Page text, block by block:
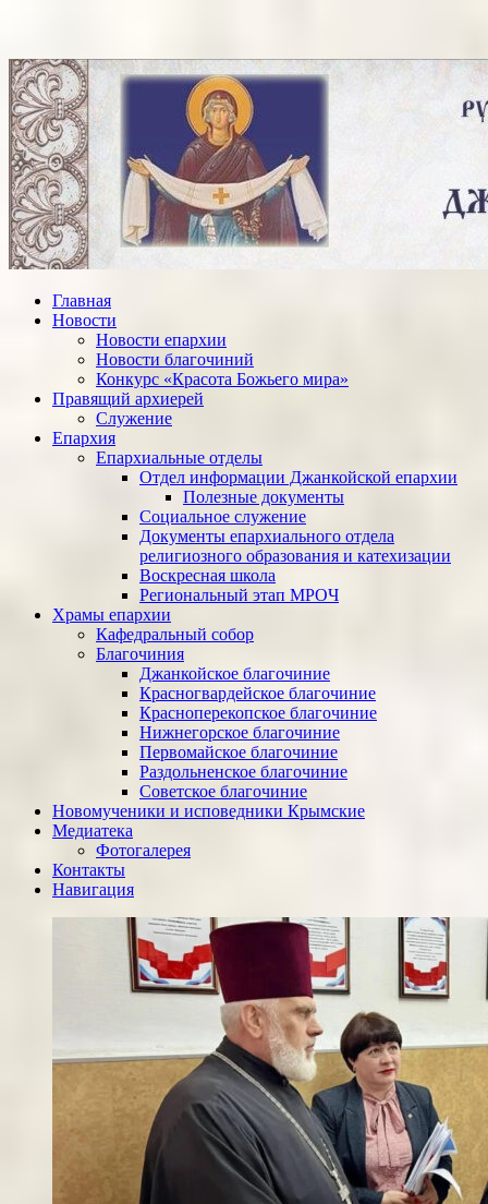
Главная
Новости
Новости епархии
Новости благочиний
Конкурс «Красота Божьего мира»
Правящий архиерей
Служение
Епархия
Епархиальные отделы
Отдел информации Джанкойской епархии
Полезные документы
Социальное служение
Документы епархиального отдела
религиозного образования и катехизации
Воскресная школа
Региональный этап МРОЧ
Храмы епархии
Кафедральный собор
Благочиния
Джанкойское благочиние
Красногвардейское благочиние
Красноперекопское благочиние
Нижнегорское благочиние
Первомайское благочиние
Раздольненское благочиние
Советское благочиние
Новомученики и исповедники Крымские
Медиатека
Фотогалерея
Контакты
Навигация